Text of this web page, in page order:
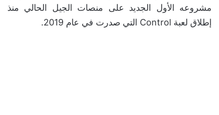
مشروعه الأول الجديد على منصات الجيل الحالي منذ
إطلاق لعبة Control التي صدرت في عام 2019.